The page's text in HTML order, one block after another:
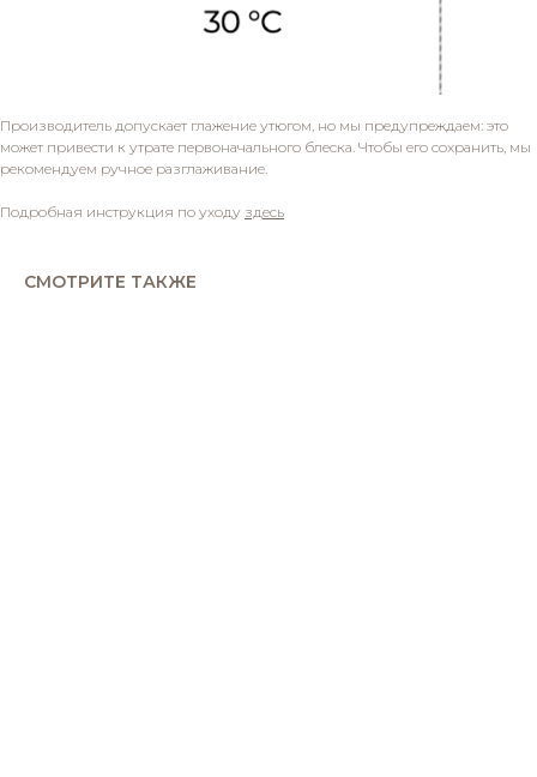
Производитель допускает глажение утюгом, но мы предупреждаем: это
может привести к утрате первоначального блеска. Чтобы его сохранить, мы
рекомендуем ручное разглаживание.
Подробная инструкция по уходу здесь
СМОТРИТЕ ТАКЖЕ